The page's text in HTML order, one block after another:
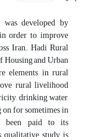
developed by
order to improve
Iran. Hadi Rural
and Urban
elements in rural
rural livelihood
drinking water,
for sometimes in
been paid to its